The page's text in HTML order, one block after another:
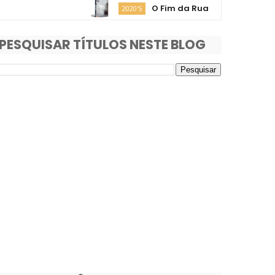
2020'S O Fim da Rua
PESQUISAR TÍTULOS NESTE BLOG